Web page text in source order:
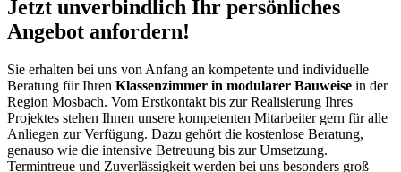
Jetzt unverbindlich Ihr persönliches
Angebot anfordern!
Sie erhalten bei uns von Anfang an kompetente und individuelle
Beratung für Ihren Klassenzimmer in modularer Bauweise in der
Region Mosbach. Vom Erstkontakt bis zur Realisierung Ihres
Projektes stehen Ihnen unsere kompetenten Mitarbeiter gern für alle
Anliegen zur Verfügung. Dazu gehört die kostenlose Beratung,
genauso wie die intensive Betreuung bis zur Umsetzung.
Termintreue und Zuverlässigkeit werden bei uns besonders groß